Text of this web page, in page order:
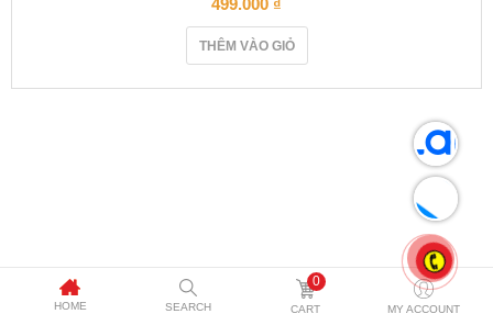
499.000 ₫
THÊM VÀO GIỎ
HOME SEARCH
0
CART MY ACCOUNT